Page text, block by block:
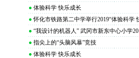
体验科学 快乐成长
怀化市铁路第二中学举行2019“体验科学
“我设计的机器人” 武冈市新东中心小学
指尖上的“头脑风暴”竞技
体验科学 快乐成长